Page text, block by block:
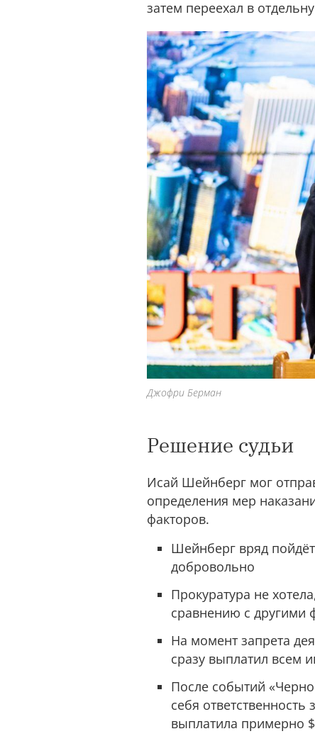
затем переехал в
Джофри Берман
Решение судьи
Исай Шейнберг мог
определения мер
факторов.
Шейнберг вряд
добровольно
Прокуратура не
сравнению с другими
На момент запрета
сразу выплатил всем
После событий
себя
выплатила примерно